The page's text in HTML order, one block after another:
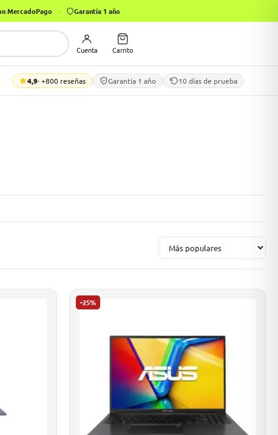
MercadoPago · Garantía 1 año
Cuenta Carrito
4,9· +800 reseñas Garantía 1 año 10 días de prueba
-25%